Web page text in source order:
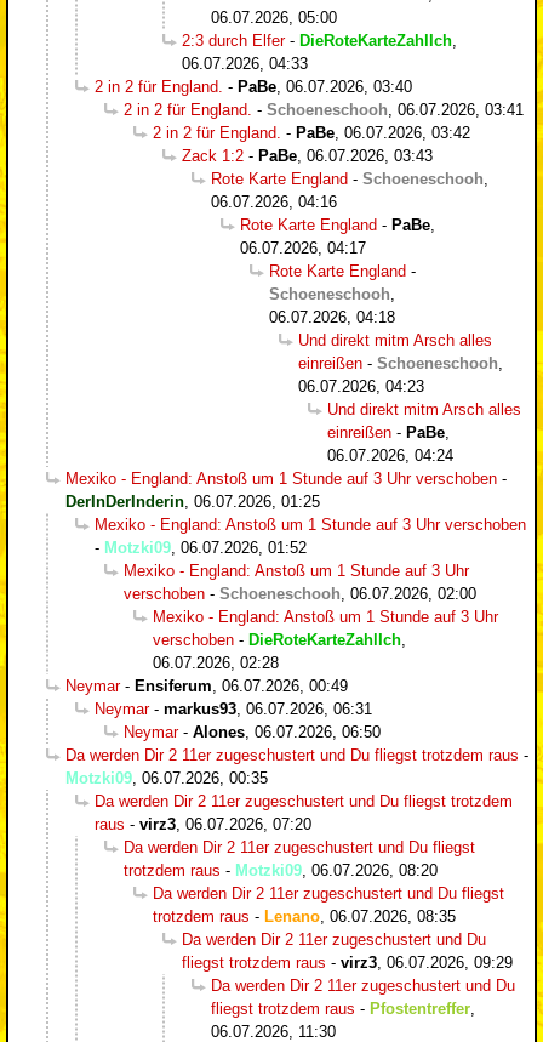
06.07.2026, 05:00
2:3 durch Elfer- DieRoteKarteZahlIch,
06.07.2026, 04:33
2 in 2 für England. - PaBe, 06.07.2026, 03:40
2 in 2 für England. - Schoeneschooh, 06.07.2026, 03:41
2 in 2 für England. - PaBe, 06.07.2026, 03:42
Zack 1:2 - PaBe, 06.07.2026, 03:43
Rote Karte England - Schoeneschooh,
06.07.2026, 04:16
Rote Karte England - PaBe,
06.07.2026, 04:17
Rote Karte England -
Schoeneschooh,
06.07.2026, 04:18
Und direkt mitm Arsch alles
einreißen - Schoeneschooh,
06.07.2026, 04:23
Und direkt mitm Arsch alles
einreißen - PaBe,
06.07.2026, 04:24
Mexiko - England: Anstoß um 1 Stunde auf 3 Uhr verschoben -
DerInDerInderin, 06.07.2026, 01:25
Mexiko - England: Anstoß um 1 Stunde auf 3 Uhr verschoben
- Motzki09, 06.07.2026, 01:52
Mexiko - England: Anstoß um 1 Stunde auf 3 Uhr
verschoben - Schoeneschooh, 06.07.2026, 02:00
Mexiko - England: Anstoß um 1 Stunde auf 3 Uhr
verschoben - DieRoteKarteZahlIch,
06.07.2026, 02:28
Neymar- Ensiferum, 06.07.2026, 00:49
Neymar- markus93, 06.07.2026, 06:31
Neymar- Alones, 06.07.2026, 06:50
Da werden Dir 2 11er zugeschustert und Du fliegst trotzdem raus -
Motzki09, 06.07.2026, 00:35
Da werden Dir 2 11er zugeschustert und Du fliegst trotzdem
raus - virz3, 06.07.2026, 07:20
Da werden Dir 2 11er zugeschustert und Du fliegst
trotzdem raus - Motzki09, 06.07.2026, 08:20
Da werden Dir 2 11er zugeschustert und Du fliegst
trotzdem raus - Lenano, 06.07.2026, 08:35
Da werden Dir 2 11er zugeschustert und Du
fliegst trotzdem raus - virz3, 06.07.2026, 09:29
Da werden Dir 2 11er zugeschustert und Du
fliegst trotzdem raus - Pfostentreffer,
06.07.2026, 11:30